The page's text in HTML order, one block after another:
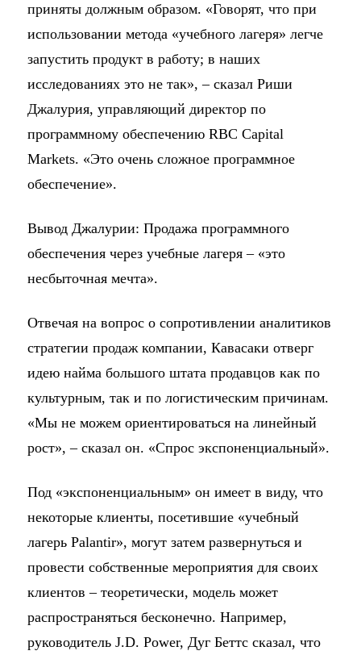
приняты должным образом. «Говорят, что при
использовании метода «учебного лагеря» легче
запустить продукт в работу; в наших
исследованиях это не так», – сказал Риши
Джалурия, управляющий директор по
программному обеспечению RBC Capital
Markets. «Это очень сложное программное
обеспечение».
Вывод Джалурии: Продажа программного
обеспечения через учебные лагеря – «это
несбыточная мечта».
Отвечая на вопрос о сопротивлении аналитиков
стратегии продаж компании, Кавасаки отверг
идею найма большого штата продавцов как по
культурным, так и по логистическим причинам.
«Мы не можем ориентироваться на линейный
рост», – сказал он. «Спрос экспоненциальный».
Под «экспоненциальным» он имеет в виду, что
некоторые клиенты, посетившие «учебный
лагерь Palantir», могут затем развернуться и
провести собственные мероприятия для своих
клиентов – теоретически, модель может
распространяться бесконечно. Например,
руководитель J.D. Power, Дуг Беттс сказал, что